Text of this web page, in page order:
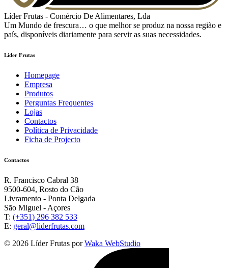
Líder Frutas - Comércio De Alimentares, Lda
Um Mundo de frescura… o que melhor se produz na nossa região e
país, disponíveis diariamente para servir as suas necessidades.
Lider Frutas
Homepage
Empresa
Produtos
Perguntas Frequentes
Lojas
Contactos
Política de Privacidade
Ficha de Projecto
Contactos
R. Francisco Cabral 38
9500-604, Rosto do Cão
Livramento - Ponta Delgada
São Miguel - Açores
T: (+351) 296 382 533
E: geral@liderfrutas.com
© 2026 Líder Frutas porWaka WebStudio